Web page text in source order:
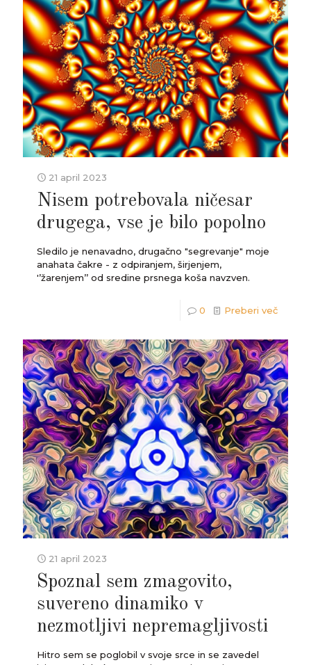
21 april 2023
Nisem potrebovala ničesar
drugega, vse je bilo popolno
Sledilo je nenavadno, drugačno "segrevanje" moje
anahata čakre - z odpiranjem, širjenjem,
'’žarenjem’’ od sredine prsnega koša navzven.
0 Preberi več
21 april 2023
Spoznal sem zmagovito,
suvereno dinamiko v
nezmotljivi nepremagljivosti
Hitro sem se poglobil v svoje srce in se zavedel